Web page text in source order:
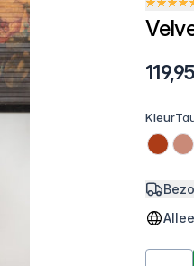
119,95
Kleur